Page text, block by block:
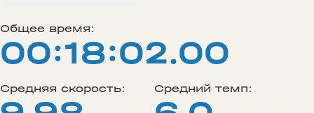
Общее время:
00:18:02.00
Средняя скорость: Средний темп: